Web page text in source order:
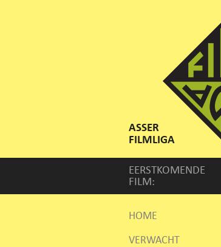
ASSER
FILMLIGA
EERSTKOMENDE
FILM:
HOME
VERWACHT